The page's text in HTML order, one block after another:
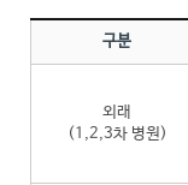
구분
외래
(1,2,3차 병원)